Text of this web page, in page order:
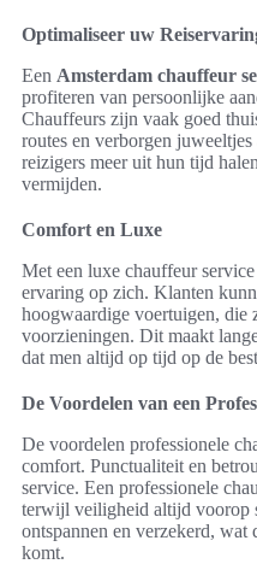
Optimaliseer uw
Een Amsterdam chauffeur
profiteren van persoonlijke
Chauffeurs zijn vaak goed
routes en verborgen
reizigers meer uit hun tijd
vermijden.
Comfort en Luxe
Met een luxe chauffeur
ervaring op zich. Klanten
hoogwaardige voertuigen, die
voorzieningen. Dit maakt
dat men altijd op tijd op de
De Voordelen van een
De voordelen professionele
comfort. Punctualiteit en
service. Een professionele
terwijl veiligheid altijd voorop
ontspannen en verzekerd, wat
komt.